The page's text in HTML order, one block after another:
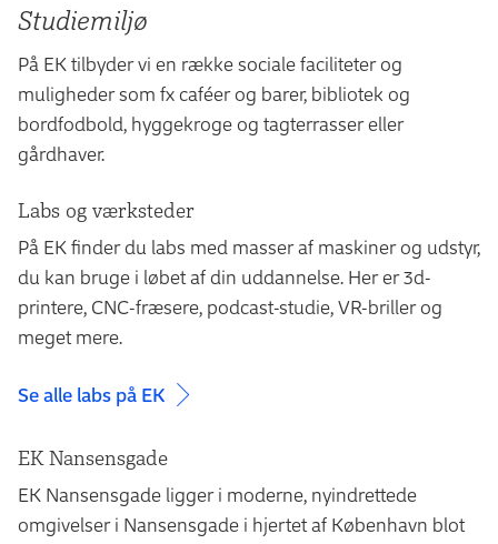
konkret viden om og erfaring med e-handel, og du får i
løbet af din praktik mulighed for at koble din teoretiske
viden med konkret erfaring og dermed styrke dine
erhvervskompetencer og dit CV.
Uddannelsens formål er at give dig et solidt og
praktikforløb er derfor obligatorisk og en vigtig del af
uddannelsen. Praktikken foregår på 3. semester, og du
er i praktik 37 timer om ugen, i tre måneder. Som en del
af praktikken på 3. semester vil du med udgangspunkt i
din praktikvirksomheds aktiviteter skrive et projekt, der
Her får du mulighed for at blive klogere på og fordybe
interessante.
Professionsbacheloruddannelsen i e-handel bygger på
praktisk orienteret undervisning og erfaring. Du vil
få en international profil på din uddannelse.
Hvis du ønsker at tage på udlandsophold i løbet af din
uddannelse, kan du med fordel kontakte
underviserteamet på uddannelsen eller EK
Partnerskaber og Karriere for at tale om mulighederne
Læs mere om dine muligheder
Studiemiljø
På EK tilbyder vi en række sociale faciliteter og
muligheder som fx caféer og barer, bibliotek og
bordfodbold, hyggekroge og tagterrasser eller
gårdhaver.
Labs og værksteder
På EK finder du labs med masser af maskiner og udstyr,
du kan bruge i løbet af din uddannelse. Her er 3d-
printere, CNC-fræsere, podcast-studie, VR-briller og
meget mere.
Se alle labs på EK
EK Nansensgade
EK Nansensgade ligger i moderne, nyindrettede
omgivelser i Nansensgade i hjertet af København blot